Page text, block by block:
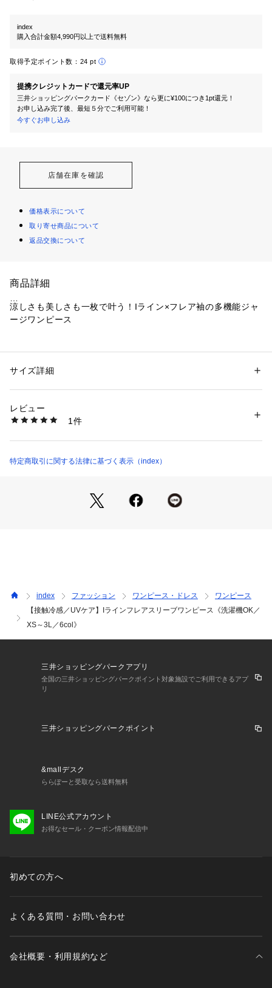
index
購入合計金額4,990円以上で送料無料
取得予定ポイント数： 24 pt
提携クレジットカードで還元率UP
三井ショッピングパークカード《セゾン》なら更に¥100につき1pt還元！
お申し込み完了後、最短５分でご利用可能！
今すぐお申し込み
店舗在庫を確認
価格表示について
取り寄せ商品について
返品交換について
商品詳細
涼しさも美しさも一枚で叶う！Iライン×フレア袖の多機能ジャ
ージワンピース
た印象を与えます。
・胸元のキーネックが抜け感を演出し、デコルテラインを美し
く見せるポイントに。
・共布のベルト付きで、フィット＆フレアのシルエットにも簡
・コットン100％のジャージ素材が、しなやかで優しい肌触り
・透け感が気になりにくいしっかりとした素材。
エンザイム加工により毛羽立ちが少なく、滑らかな質感が楽
しめます。
・ポケットなし
・裏地なし
※この製品は、太陽光線中の紫外線（UV）を通しにくくしま
※照明の関係により、実際よりも色味が違って見える場合があ
性別：レディース
素材：コットン100％
商品番号：
C58-55021 （ショップ）
サイズ詳細
レビュー
1件
特定商取引に関する法律に基づく表示（index）
index ファッション ワンピース・ドレス
ワンピース
【接触冷感／UVケア】Iラインフレアスリーブワンピース《洗濯機OK／
XS～3L／6col》
三井ショッピングパークアプリ
全国の三井ショッピングパークポイント対象施設でご利用できるアプ
リ
三井ショッピングパークポイント
&mallデスク
ららぽーと受取なら送料無料
LINE公式アカウント
お得なセール・クーポン情報配信中
初めての方へ
よくある質問・お問い合わせ
会社概要・利用規約など